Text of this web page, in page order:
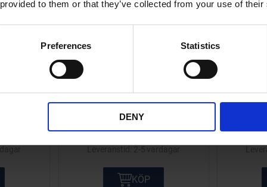
to them or that they’ve collected from your use of
Preferences Statistics
DENY
Bromsbelägg Ferodo
319
KÖP